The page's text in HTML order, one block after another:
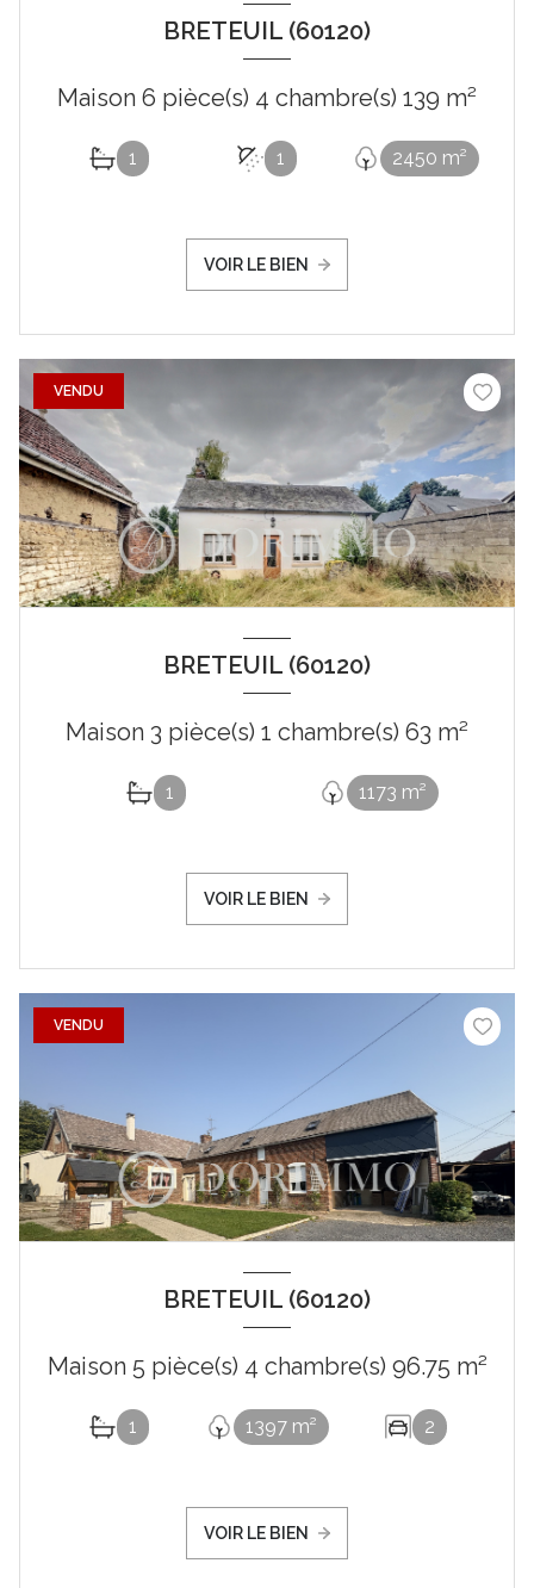
BRETEUIL (60120)
Maison 6 pièce(s) 4 chambre(s) 139 m²
1 1 2450 m²
VOIR LE BIEN
VENDU
BRETEUIL (60120)
Maison 3 pièce(s) 1 chambre(s) 63 m²
1 1173 m²
VOIR LE BIEN
VENDU
BRETEUIL (60120)
Maison 5 pièce(s) 4 chambre(s) 96.75 m²
1 1397 m² 2
VOIR LE BIEN